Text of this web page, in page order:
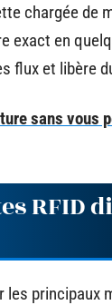
chargée
exact en
flux et libère
sans vous
RFID
les principaux